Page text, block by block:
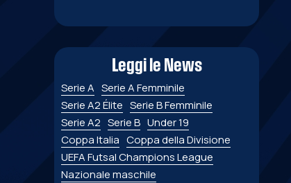
Leggi le News
Serie A Serie A Femminile
Serie A2 Élite Serie B Femminile
Serie A2 Serie B Under 19
Coppa Italia Coppa della Divisione
UEFA Futsal Champions League
Nazionale maschile